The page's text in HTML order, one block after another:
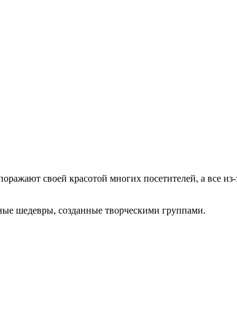
своей красотой многих посетителей, а все
шедевры, созданные творческими группами.